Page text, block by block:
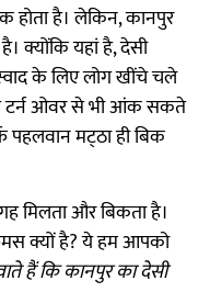
होता है। लेकिन, कानपुर
क्योंकि यहां है, देसी
के लिए लोग खींचे चले
टर्न ओवर से भी आंक सकते
पहलवान मट्‌ठा ही बिक
मिलता और बिकता है।
क्यों है? ये हम आपको
हैं कि कानपुर का देसी